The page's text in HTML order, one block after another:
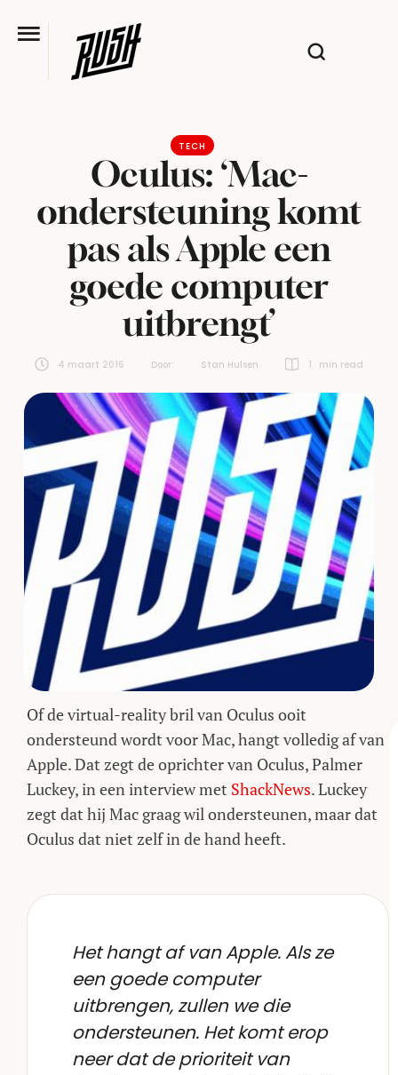
TECH
Oculus: ‘Mac-
ondersteuning komt
pas als Apple een
goede computer
uitbrengt’
4 maart 2016 Door: Stan Hulsen 1 min read
Of de virtual-reality bril van Oculus ooit
ondersteund wordt voor Mac, hangt volledig af van
Apple. Dat zegt de oprichter van Oculus, Palmer
Luckey, in een interview met ShackNews. Luckey
zegt dat hij Mac graag wil ondersteunen, maar dat
Oculus dat niet zelf in de hand heeft.
Het hangt af van Apple. Als ze
een goede computer
uitbrengen, zullen we die
ondersteunen. Het komt erop
neer dat de prioriteit van